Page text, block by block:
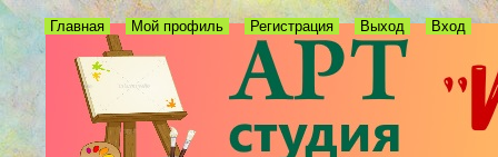
Главная Мой профиль Регистрация Выход Вход